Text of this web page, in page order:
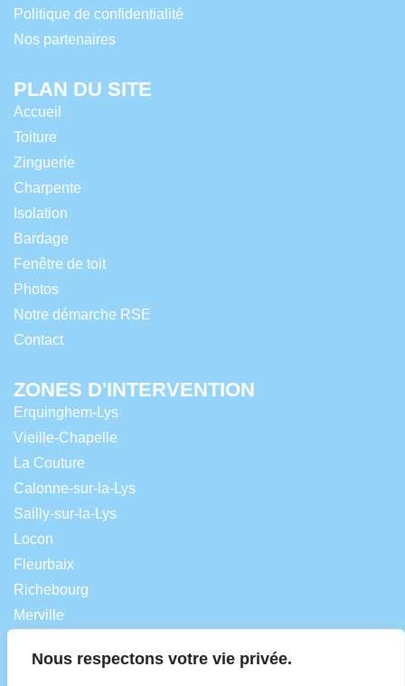
Nous respectons votre vie privée.
Politique de confidentialité
Nos partenaires
PLAN DU SITE
Accueil
Toiture
Zinguerie
Charpente
Isolation
Bardage
Fenêtre de toit
Photos
Notre démarche RSE
Contact
ZONES D'INTERVENTION
Erquinghem-Lys
Vieille-Chapelle
La Couture
Calonne-sur-la-Lys
Sailly-sur-la-Lys
Locon
Fleurbaix
Richebourg
Merville
Laventie